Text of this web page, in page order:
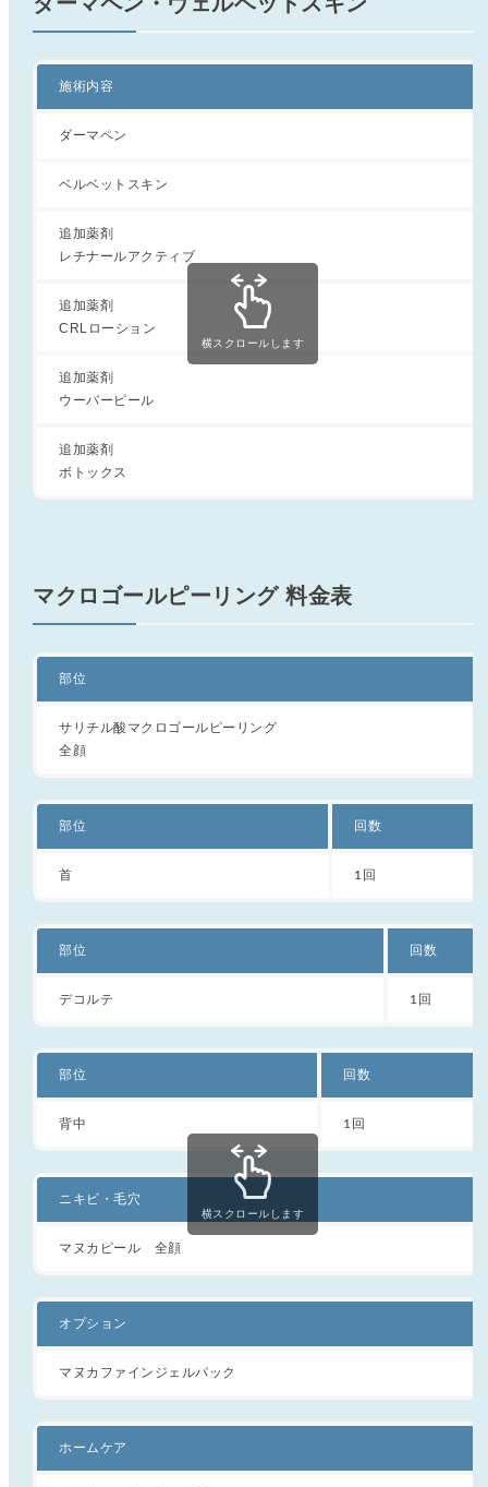
施術内容
ダーマペン
ベルベットスキン
追加薬剤
レチナールアクティブ
追加薬剤
CRLローション
追加薬剤
ウーバーピール
追加薬剤
ボトックス
横スクロールします
マクロゴールピーリング 料金表
部位
サリチル酸マクロゴールピーリング
全顔
部位 回数
首 1回
部位 回数
デコルテ 1回
部位 回数
背中 1回
ニキビ・毛穴
マヌカピール 全顔
オプション
マヌカファインジェルパック
ホームケア
横スクロールします